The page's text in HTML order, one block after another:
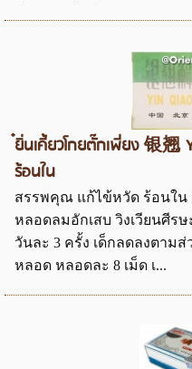
ยิ่นเคี้ยวโกยตั๊กเพี่ยง 银翘
ร้อนใน
สรรพคุณ แก้ไข้หวัด ร้อนใน
หลอดลมอักเสบ วิงเวียนศีร
วันละ 3 ครั้ง เด็กลดลงตาม
หลอด หลอดละ 8 เม็ด เ...